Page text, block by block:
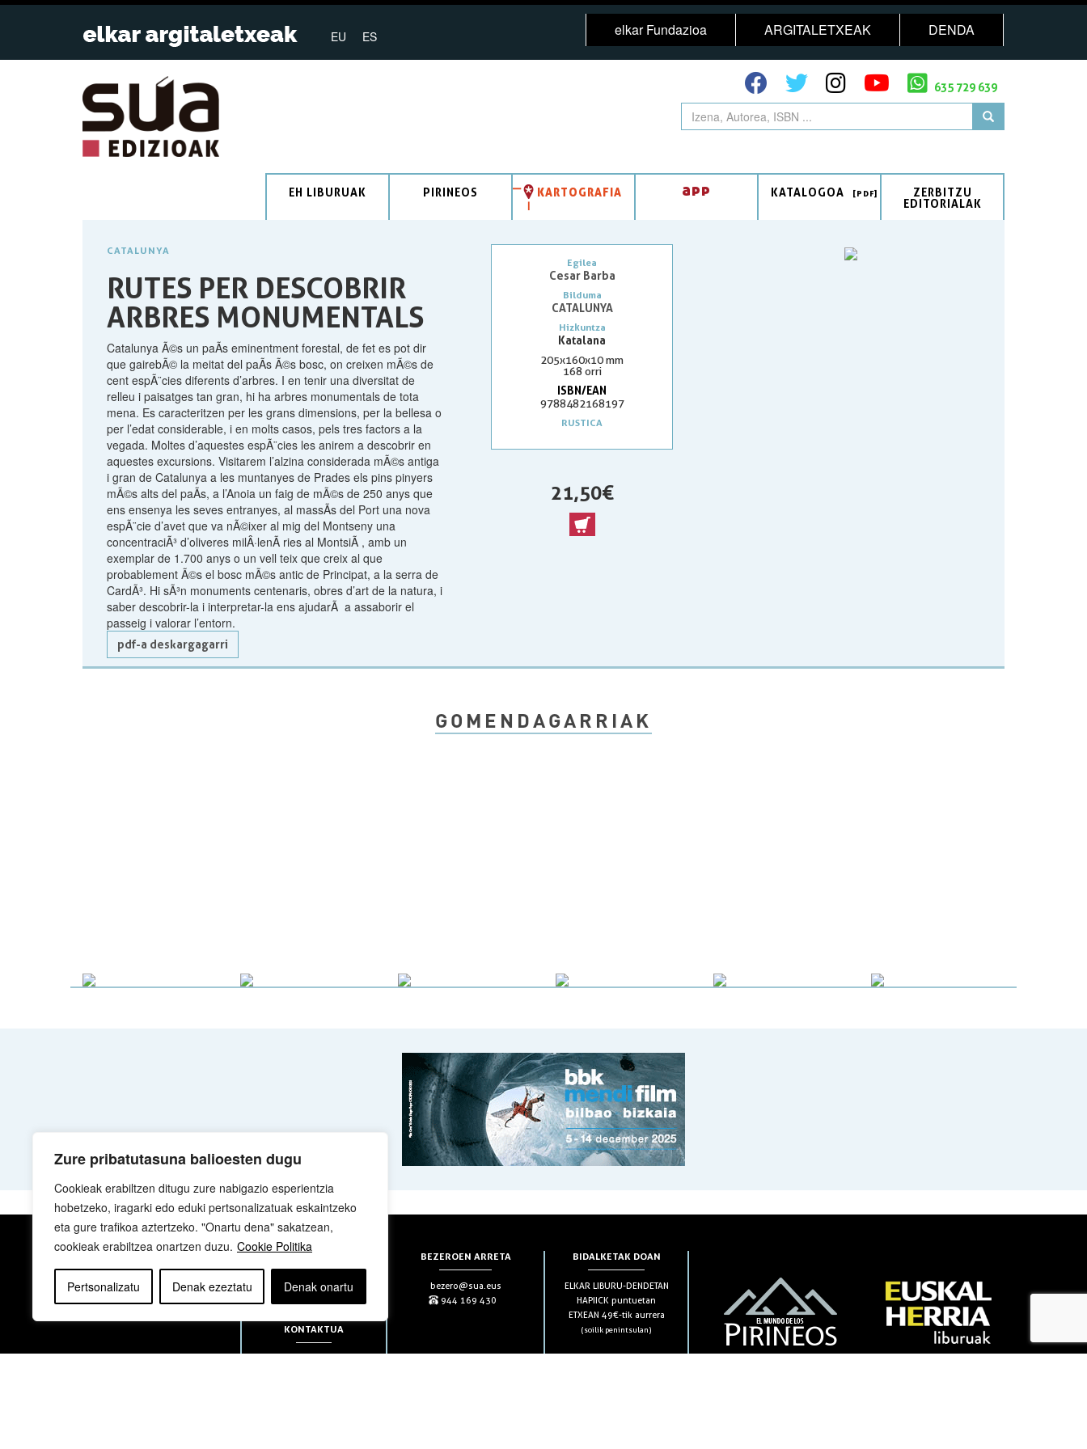
Zure pribatutasuna balioesten dugu
Cookieak erabiltzen ditugu zure nabigazio esperientzia
hobetzeko, iragarki edo eduki pertsonalizatuak eskaintzeko
eta gure trafikoa aztertzeko. "Onartu dena" sakatzean,
cookieak erabiltzea onartzen duzu. Cookie Politika
Pertsonalizatu Denak ezeztatu Denak onartu
EU ES elkar Fundazioa ARGITALETXEAK DENDA
635 729 639
EH LIBURUAK PIRINEOS KARTOGRAFIA app KATALOGOA
ZERBITZU
EDITORIALAK
CATALUNYA
RUTES PER DESCOBRIR
ARBRES MONUMENTALS
Catalunya Ã©s un paÃ­s eminentment forestal, de fet es pot dir
que gairebÃ© la meitat del paÃ­s Ã©s bosc, on creixen mÃ©s de
cent espÃ¨cies diferents d’arbres. I en tenir una diversitat de
relleu i paisatges tan gran, hi ha arbres monumentals de tota
mena. Es caracteritzen per les grans dimensions, per la bellesa o
per l’edat considerable, i en molts casos, pels tres factors a la
vegada. Moltes d’aquestes espÃ¨cies les anirem a descobrir en
aquestes excursions. Visitarem l’alzina considerada mÃ©s antiga
i gran de Catalunya a les muntanyes de Prades els pins pinyers
mÃ©s alts del paÃ­s, a l’Anoia un faig de mÃ©s de 250 anys que
ens ensenya les seves entranyes, al massÃ­s del Port una nova
espÃ¨cie d’avet que va nÃ©ixer al mig del Montseny una
concentraciÃ³ d’oliveres milÂ·lenÃ ries al MontsiÃ , amb un
exemplar de 1.700 anys o un vell teix que creix al que
probablement Ã©s el bosc mÃ©s antic de Principat, a la serra de
CardÃ³. Hi sÃ³n monuments centenaris, obres d’art de la natura, i
saber descobrir-la i interpretar-la ens ajudarÃ a assaborir el
passeig i valorar l’entorn.
pdf-a deskargagarri
Egilea
Cesar Barba
Bilduma
CATALUNYA
Hizkuntza
Katalana
205x160x10 mm
168 orri
ISBN/EAN
9788482168197
RUSTICA
21,50 €
GOMENDAGARRIAK
NOR GARA
KONTAKTUA
BEZEROEN ARRETA
bezero@sua.eus
944 169 430
BIDALKETAK DOAN
ELKAR LIBURU-DENDETAN
HAPIICK puntuetan
ETXEAN 49€-tik aurrera
(soilik penintsulan)